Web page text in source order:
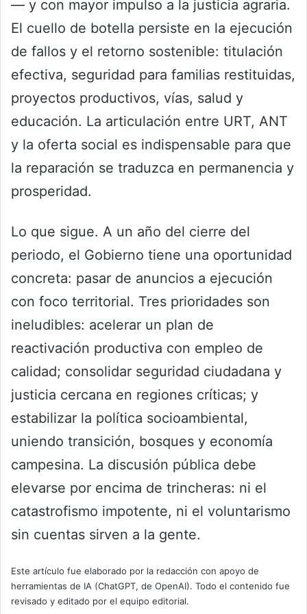
— y con mayor impulso a la justicia agraria.
El cuello de botella persiste en la ejecución
de fallos y el retorno sostenible: titulación
efectiva, seguridad para familias restituidas,
proyectos productivos, vías, salud y
educación. La articulación entre URT, ANT
y la oferta social es indispensable para que
la reparación se traduzca en permanencia y
prosperidad.
Lo que sigue. A un año del cierre del
periodo, el Gobierno tiene una oportunidad
concreta: pasar de anuncios a ejecución
con foco territorial. Tres prioridades son
ineludibles: acelerar un plan de
reactivación productiva con empleo de
calidad; consolidar seguridad ciudadana y
justicia cercana en regiones críticas; y
estabilizar la política socioambiental,
uniendo transición, bosques y economía
campesina. La discusión pública debe
elevarse por encima de trincheras: ni el
catastrofismo impotente, ni el voluntarismo
sin cuentas sirven a la gente.
Este artículo fue elaborado por la redacción con apoyo de
herramientas de IA (ChatGPT, de OpenAI). Todo el contenido fue
revisado y editado por el equipo editorial.